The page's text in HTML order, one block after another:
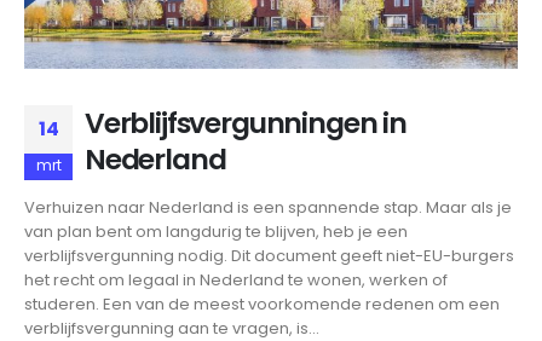
14
mrt
Verblijfsvergunningen in
Nederland
Verhuizen naar Nederland is een spannende stap. Maar als je
van plan bent om langdurig te blijven, heb je een
verblijfsvergunning nodig. Dit document geeft niet-EU-burgers
het recht om legaal in Nederland te wonen, werken of
studeren. Een van de meest voorkomende redenen om een
verblijfsvergunning aan te vragen, is...